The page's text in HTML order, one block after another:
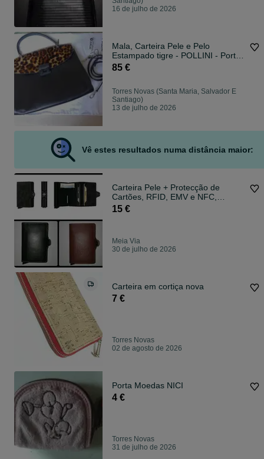
16 de julho de 2026
Mala, Carteira Pele e Pelo
Estampado tigre - POLLINI - Portes
Inc.
85 €
Torres Novas (Santa Maria, Salvador E
Santiago)
13 de julho de 2026
Vê estes resultados numa distância maior:
Carteira Pele + Protecção de
Cartões, RFID, EMV e NFC,
Alumínio
15 €
Meia Via
30 de julho de 2026
Carteira em cortiça nova
7 €
Torres Novas
02 de agosto de 2026
Porta Moedas NICI
4 €
Torres Novas
31 de julho de 2026